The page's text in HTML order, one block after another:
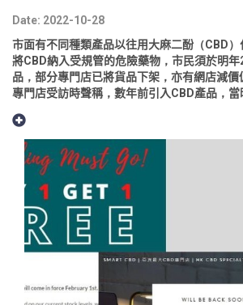
Date: 2022-10-28
市面有不同種類產品以往用大麻二酚（CBD
將CBD納入受規管的危險藥物，市民須於明
品，部分專門店已將貨品下架，亦有網店減
專門店受訪時聲稱，數年前引入CBD產品，